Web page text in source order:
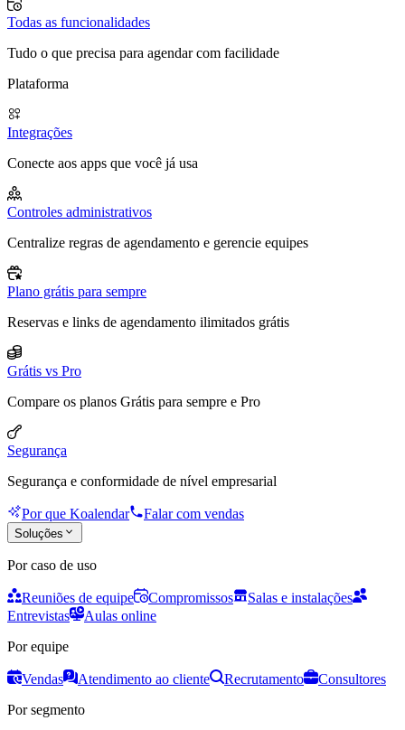
Todas as funcionalidades
Tudo o que precisa para agendar com facilidade
Plataforma
Integrações
Conecte aos apps que você já usa
Controles administrativos
Centralize regras de agendamento e gerencie equipes
Plano grátis para sempre
Reservas e links de agendamento ilimitados grátis
Grátis vs Pro
Compare os planos Grátis para sempre e Pro
Segurança
Segurança e conformidade de nível empresarial
Por que Koalendar Falar com vendas
Soluções
Por caso de uso
Reuniões de equipe Compromissos
Salas e instalações
Entrevistas
Aulas online
Por equipe
Vendas Atendimento ao cliente Recrutamento
Consultores
Por segmento